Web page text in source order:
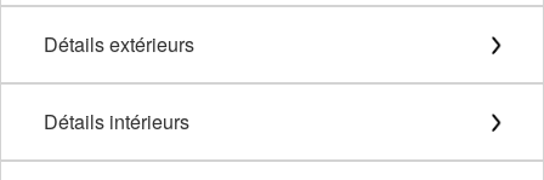
Détails extérieurs
Détails intérieurs